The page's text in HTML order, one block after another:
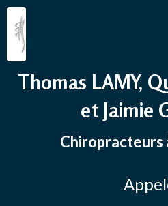
Thomas LAMY,
et Jaimie
Chiropracteurs